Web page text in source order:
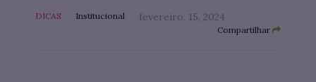
DICAS Institucional fevereiro. 15, 2024
Compartilhar